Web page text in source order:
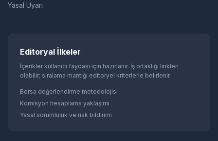
Yasal Uyarı
Editoryal İlkeler
İçerikler kullanıcı faydası için hazırlanır. İş ortaklığı linkleri
olabilir; sıralama mantığı editoryel kriterlerle belirlenir.
Borsa değerlendirme metodolojisi
Komisyon hesaplama yaklaşımı
Yasal sorumluluk ve risk bildirimi